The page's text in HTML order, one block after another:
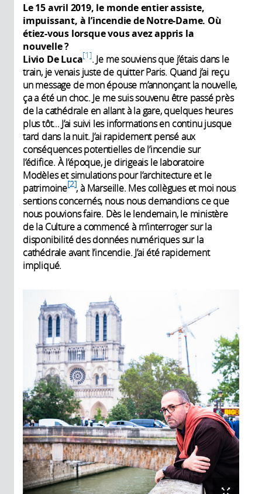
Le 15 avril 2019, le monde entier assiste,
impuissant, à l’incendie de Notre-Dame. Où
étiez-vous lorsque vous avez appris la
nouvelle ?
Livio De Luca 1 . Je me souviens que j’étais dans le
train, je venais juste de quitter Paris. Quand j’ai reçu
un message de mon épouse m’annonçant la nouvelle,
ça a été un choc. Je me suis souvenu être passé près
de la cathédrale en allant à la gare, quelques heures
plus tôt… J’ai suivi les informations en continu jusque
tard dans la nuit. J’ai rapidement pensé aux
conséquences potentielles de l’incendie sur
l’édifice. À l’époque, je dirigeais le laboratoire
Modèles et simulations pour l’architecture et le
patrimoine 2 , à Marseille. Mes collègues et moi nous
sentions concernés, nous nous demandions ce que
nous pouvions faire. Dès le lendemain, le ministère
de la Culture a commencé à m’interroger sur la
disponibilité des données numériques sur la
cathédrale avant l’incendie. J’ai été rapidement
impliqué.